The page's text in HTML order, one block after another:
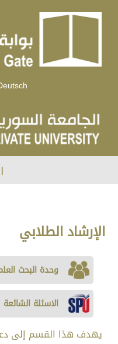
الإرشاد الطلابي
وحدة البحث
الاسئلة الشائعة
خريطة
البحث
العلمي
السياسات
البحثية
يهدف هذا القسم إلى